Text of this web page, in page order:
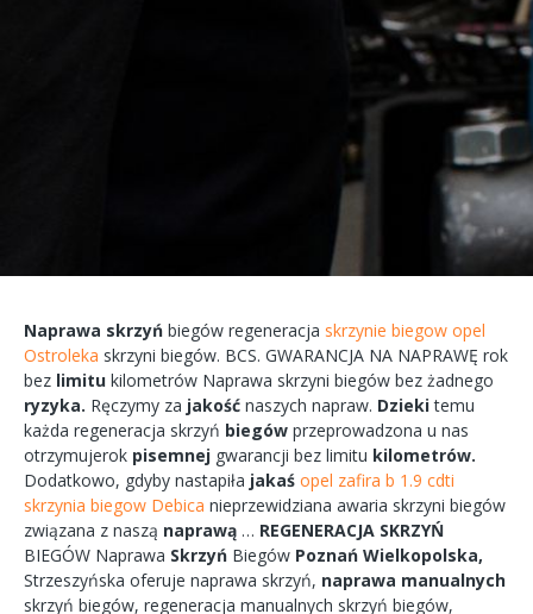
Naprawa skrzyń biegów regeneracja skrzynie biegow opel
Ostroleka skrzyni biegów. BCS. GWARANCJA NA NAPRAWĘ rok
bez limitu kilometrów Naprawa skrzyni biegów bez żadnego
ryzyka. Ręczymy za jakość naszych napraw. Dziekitemu
każda regeneracja skrzyń biegów przeprowadzona u nas
otrzymujerok pisemnej gwarancji bez limitu kilometrów.
Dodatkowo, gdyby nastapiła jakaś opel zafira b 1.9 cdti
skrzynia biegow Debica nieprzewidziana awaria skrzyni biegów
związana z naszą naprawą … REGENERACJA SKRZYŃ
BIEGÓW Naprawa Skrzyń Biegów Poznań Wielkopolska,
Strzeszyńska oferuje naprawa skrzyń, naprawa manualnych
skrzyń biegów, regeneracja manualnych skrzyń biegów,